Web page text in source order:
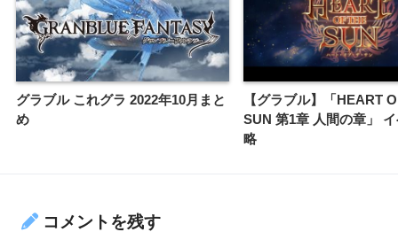
グラブル これグラ 2022年10月まと
め
【グラブル】「HEART
SUN 第1章 人間の章」
略
コメントを残す